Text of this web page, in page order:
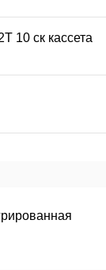
10 ск кассета